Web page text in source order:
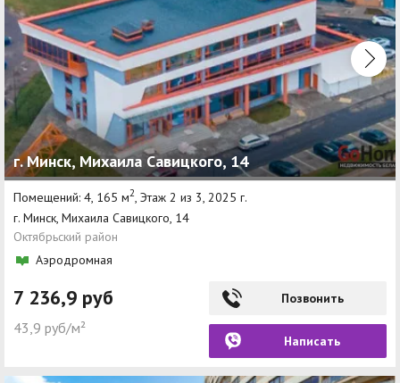
г. Минск, Михаила Савицкого, 14
Помещений: 4, 165 м2 , Этаж 2 из 3, 2025 г.
г. Минск, Михаила Савицкого, 14
Октябрьский район
Аэродромная
7 236,9 руб
43,9 руб/м²
Позвонить
Написать